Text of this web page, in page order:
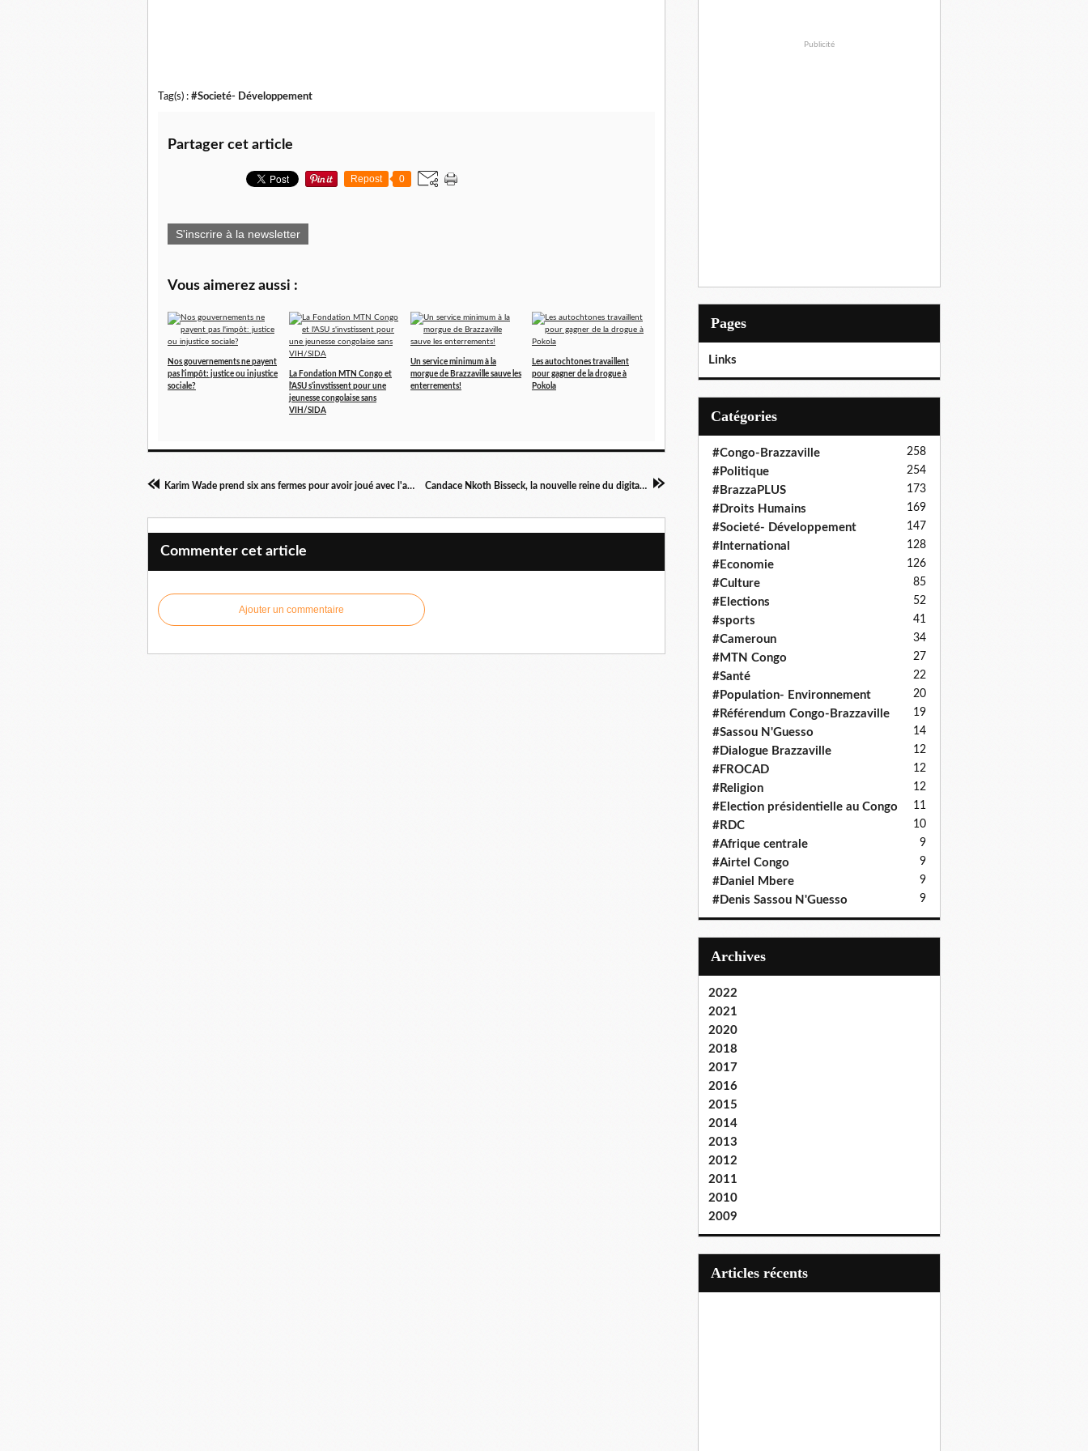
Tag(s) : #Societé- Développement
Partager cet article
Repost 0
S'inscrire à la newsletter
Vous aimerez aussi :
Nos gouvernements ne payent
pas l'impôt: justice ou injustice
sociale?
La Fondation MTN Congo et
l'ASU s'invstissent pour une
jeunesse congolaise sans
VIH/SIDA
Un service minimum à la
morgue de Brazzaville sauve les
enterrements!
Les autochtones travaillent
pour gagner de la drogue à
Pokola
Karim Wade prend six ans fermes pour avoir joué avec l'argent du Sénégal Candace Nkoth Bisseck, la nouvelle reine du digital au Cameroun!
Commenter cet article
Ajouter un commentaire
Publicité
Pages
Links
Catégories
#Congo-Brazzaville 258
#Politique 254
#BrazzaPLUS 173
#Droits Humains 169
#Societé- Développement 147
#International 128
#Economie 126
#Culture 85
#Elections 52
#sports 41
#Cameroun 34
#MTN Congo 27
#Santé 22
#Population- Environnement 20
#Référendum Congo-Brazzaville 19
#Sassou N'Guesso 14
#Dialogue Brazzaville 12
#FROCAD 12
#Religion 12
#Election présidentielle au Congo 11
#RDC 10
#Afrique centrale 9
#Airtel Congo 9
#Daniel Mbere 9
#Denis Sassou N'Guesso 9
Archives
2022
2021
2020
2018
2017
2016
2015
2014
2013
2012
2011
2010
2009
articles récents